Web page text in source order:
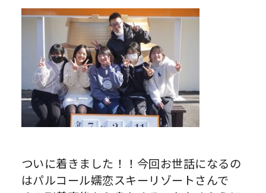
ついに着きました！！今回お世話になるの
はパルコール嬬恋スキーリゾートさんで